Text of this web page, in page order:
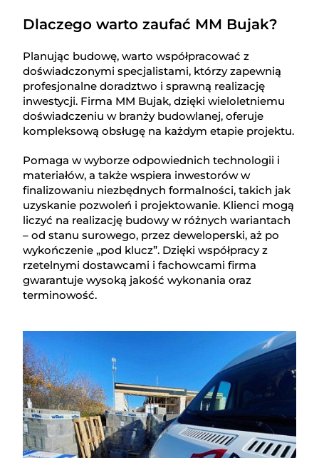
Dlaczego warto zaufać MM Bujak?
Planując budowę, warto współpracować z
doświadczonymi specjalistami, którzy zapewnią
profesjonalne doradztwo i sprawną realizację
inwestycji. Firma MM Bujak, dzięki wieloletniemu
doświadczeniu w branży budowlanej, oferuje
kompleksową obsługę na każdym etapie projektu.
Pomaga w wyborze odpowiednich technologii i
materiałów, a także wspiera inwestorów w
finalizowaniu niezbędnych formalności, takich jak
uzyskanie pozwoleń i projektowanie. Klienci mogą
liczyć na realizację budowy w różnych wariantach
– od stanu surowego, przez deweloperski, aż po
wykończenie „pod klucz”. Dzięki współpracy z
rzetelnymi dostawcami i fachowcami firma
gwarantuje wysoką jakość wykonania oraz
terminowość.